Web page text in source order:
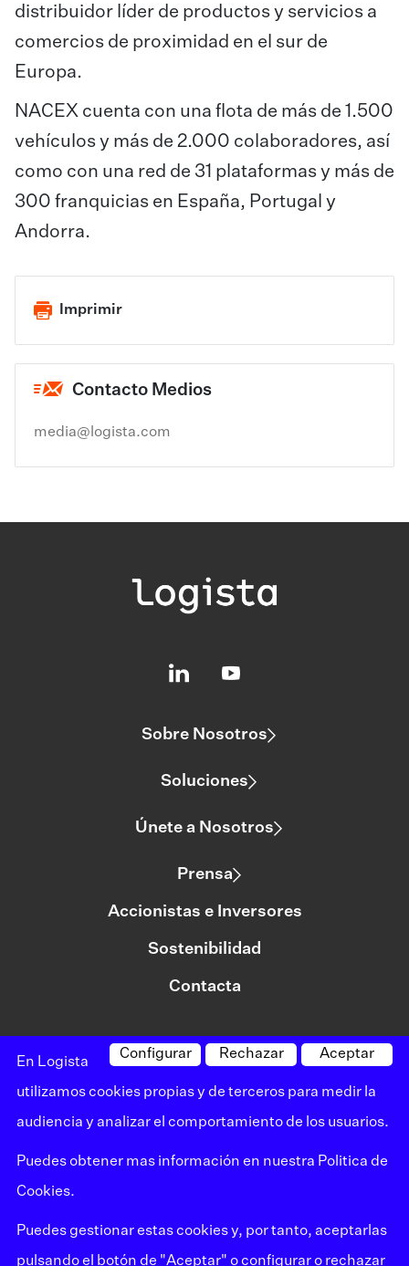
distribuidor líder de productos y servicios a
comercios de proximidad en el sur de
Europa.
NACEX cuenta con una flota de más de 1.500
vehículos y más de 2.000 colaboradores, así
como con una red de 31 plataformas y más de
300 franquicias en España, Portugal y
Andorra.
Imprimir
Contacto Medios
media@logista.com
Sobre Nosotros
Soluciones
Únete a Nosotros
Prensa
Accionistas e Inversores
Sostenibilidad
Contacta
©logista Todos los derechos reservados
Aviso legal
Política de privacidad
Política de cookies
Aceptar
Rechazar
Configurar
En Logista
utilizamos cookies propias y de terceros para medir la
audiencia y analizar el comportamiento de los usuarios.
Puedes obtener mas información en nuestra Politica de
Cookies.
Puedes gestionar estas cookies y, por tanto, aceptarlas
pulsando el botón de "Aceptar" o configurar o rechazar